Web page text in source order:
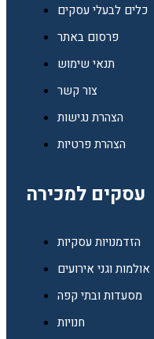
כלים לבעלי עסקים
פרסום באתר
תנאי שימוש
צור קשר
הצהרת נגישות
הצהרת פרטיות
עסקים למכירה
הזדמנויות עסקיות
אולמות וגני אירועים
מסעדות ובתי קפה
חנויות